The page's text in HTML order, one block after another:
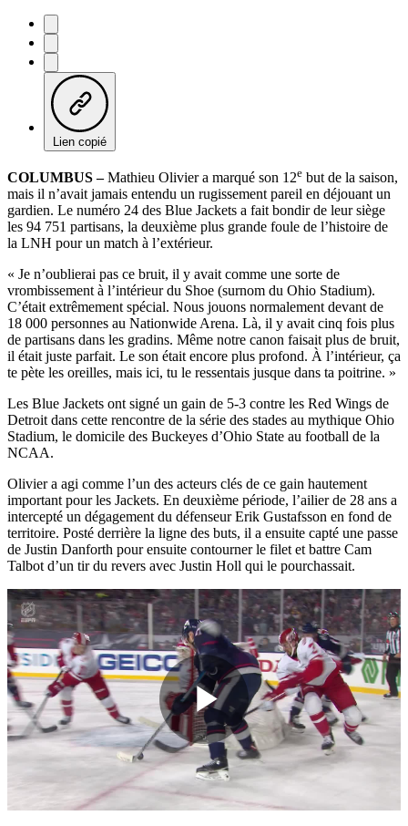
Lien copié
COLUMBUS –Mathieu Olivier a marqué son 12e but de la saison,
mais il n’avait jamais entendu un rugissement pareil en déjouant un
gardien. Le numéro 24 des Blue Jackets a fait bondir de leur siège
les 94 751 partisans, la deuxième plus grande foule de l’histoire de
la LNH pour un match à l’extérieur.
« Je n’oublierai pas ce bruit, il y avait comme une sorte de
vrombissement à l’intérieur du Shoe (surnom du Ohio Stadium).
C’était extrêmement spécial. Nous jouons normalement devant de
18 000 personnes au Nationwide Arena. Là, il y avait cinq fois plus
de partisans dans les gradins. Même notre canon faisait plus de bruit,
il était juste parfait. Le son était encore plus profond. À l’intérieur, ça
te pète les oreilles, mais ici, tu le ressentais jusque dans ta poitrine. »
Les Blue Jackets ont signé un gain de 5-3 contre les Red Wings de
Detroit dans cette rencontre de la série des stades au mythique Ohio
Stadium, le domicile des Buckeyes d’Ohio State au football de la
NCAA.
Olivier a agi comme l’un des acteurs clés de ce gain hautement
important pour les Jackets. En deuxième période, l’ailier de 28 ans a
intercepté un dégagement du défenseur Erik Gustafsson en fond de
territoire. Posté derrière la ligne des buts, il a ensuite capté une passe
de Justin Danforth pour ensuite contourner le filet et battre Cam
Talbot d’un tir du revers avec Justin Holl qui le pourchassait.
Play